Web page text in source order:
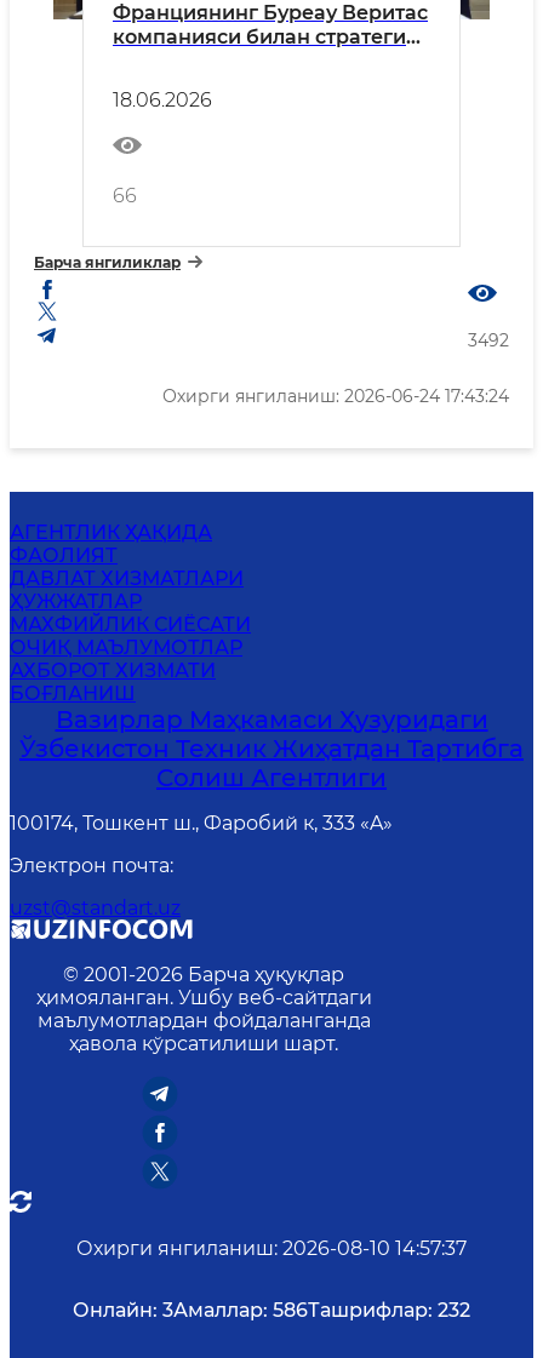
Франциянинг Буреау Веритас
компанияси билан стратегик
18.06.2026
66
Барча янгиликлар
3492
Охирги янгиланиш: 2026-06-24 17:43:24
АГЕНТЛИК ҲАҚИДА
ФАОЛИЯТ
ДАВЛАТ ХИЗМАТЛАРИ
ҲУЖЖАТЛАР
MАХФИЙЛИК СИЁСАТИ
ОЧИҚ МАЪЛУМОТЛАР
АХБОРОТ ХИЗМАТИ
БОҒЛАНИШ
Вазирлар Маҳкамаси Ҳузуридаги
Ўзбекистон Техник Жиҳатдан Тартибга
Солиш Агентлиги
100174, Тошкент ш., Фаробий к, 333 «A»
Электрон почта:
uzst@standart.uz
© 2001-2026 Барча ҳуқуқлар
ҳимояланган. Ушбу веб-сайтдаги
маълумотлардан фойдаланганда
ҳавола кўрсатилиши шарт.
Охирги янгиланиш: 2026-08-10 14:57:37
Онлайн: 3Амаллар: 586Ташрифлар: 232